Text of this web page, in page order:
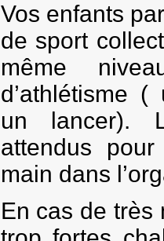
Vos enfants
de sport
même
d’athlétisme
un lancer).
attendus
main dans
En cas de très